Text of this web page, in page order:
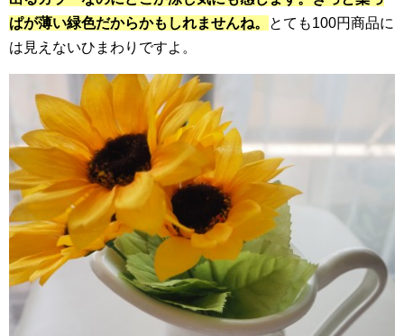
ぱが薄い緑色だからかもしれませんね。
とても100円商品に
は見えないひまわりですよ。